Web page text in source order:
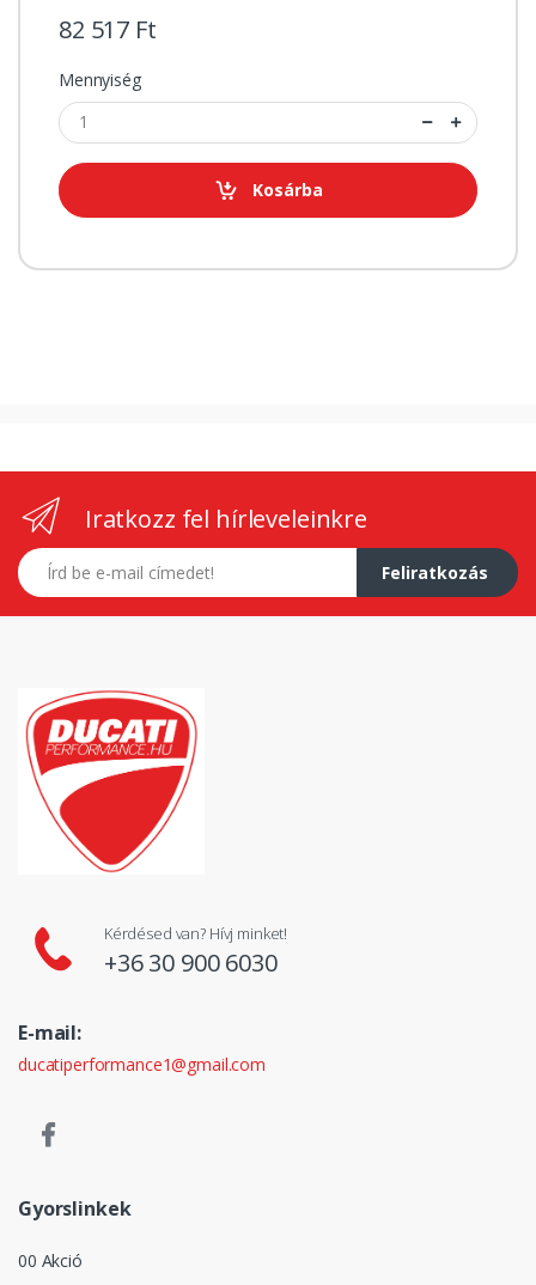
82 517 Ft
Mennyiség
Kosárba
Iratkozz fel hírleveleinkre
E-mail címed
Feliratkozás
Kérdésed van? Hívj minket!
+36 30 900 6030
E-mail:
ducatiperformance1@gmail.com
Gyorslinkek
00 Akció